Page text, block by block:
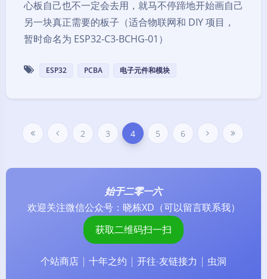
Sans Serif Serif
心板自己也不一定会去用，就马不停蹄地开始画自己
另一块真正需要的板子（适合物联网和 DIY 项目，
暂时命名为 ESP32-C3-BCHG-01）
ESP32 PCBA 电子元件和模块
2 3 4 5 6
始于二零一六
欢迎关注微信公众号： 晓栋XD （可以留言联系我）
获取二维码扫一扫
个站商店 | 十年之约 | 开往-友链接力 | 虫洞